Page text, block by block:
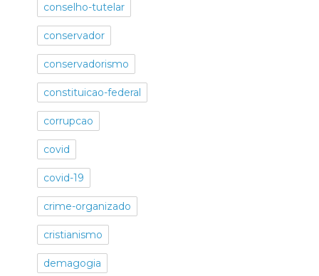
conselho-tutelar
conservador
conservadorismo
constituicao-federal
corrupcao
covid
covid-19
crime-organizado
cristianismo
demagogia